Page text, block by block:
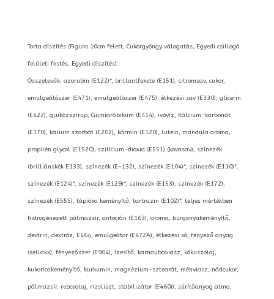
Torta díszítés (Figura 10cm felett, Cukorgyöngy válogatás, Egyedi csillogó
felületi festés, Egyedi díszítés):
Összetevők: azorubin (E122)*, brillantfekete (E151), citromsav, cukor,
emulgeálószer (E471), emulgeálószer (E475), étkezési sav (E330), glicerin
(E422), glükózszirup, Gumiarábikum (E414), ivóvíz, Kálcium-karbonát
(E170), kálium szorbát (E202), kármin (E120), lutein, mandula aroma,
propilén glycol (E1520), szilícium-dioxid (E551) (kovasav), színezék
(brilliánskék E133), színezék (E-132), színezék (E104)*, színezék (E110)*,
színezék (E124)*, színezék (E129)*, színezék (E153), színezék (E172),
színezék (E555), tápióka keményítő, tartrazin (E102)*, teljes mértékben
hidrogénezett pálmazsír, antocián (E163), aroma, burgonyakeményítő,
dextrin, dextróz, E464, emulgeátor (E472A), étkezési só, fényező anyag
(sellakk), fényezőszer (E904), ízesítő, karnaubaviasz, kókuszolaj,
kukoricakeményítő, kurkumin, magnézium-sztearát, méhviasz, nádcukor,
pálmazsír, repceolaj, rizsliszt, stabilizátor (E460i), sürítőanyag alma,